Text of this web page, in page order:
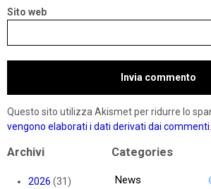
Sito web
Questo sito utilizza Akismet per ridurre lo
vengono elaborati i dati derivati dai commenti.
Archivi
2026 (31)
Categories
News